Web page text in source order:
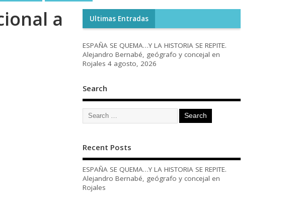
a Ultimas Entradas
ESPAÑA SE QUEMA…Y LA HISTORIA SE REPITE.
Alejandro Bernabé, geógrafo y concejal en
Rojales 4 agosto, 2026
Search
Recent Posts
ESPAÑA SE QUEMA…Y LA HISTORIA SE REPITE.
Alejandro Bernabé, geógrafo y concejal en
Rojales